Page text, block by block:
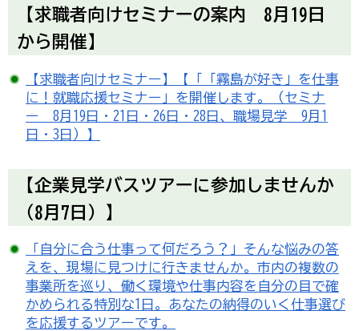
【求職者向けセミナーの案内 8月19日
から開催】
【求職者向けセミナー】【「「霧島が好き」を仕事
に！就職応援セミナー」を開催します。（セミナ
ー 8月19日・21日・26日・28日、職場見学 9月1
日・3日）】
【企業見学バスツアーに参加しませんか
（8月7日）】
「自分に合う仕事って何だろう？」そんな悩みの答
えを、現場に見つけに行きませんか。市内の複数の
事業所を巡り、働く環境や仕事内容を自分の目で確
かめられる特別な1日。あなたの納得のいく仕事選び
を応援するツアーです。